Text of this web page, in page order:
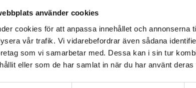
använder cookies
cookies för att anpassa innehållet och
vår trafik. Vi vidarebefordrar även sådana
som vi samarbetar med. Dessa kan i sin tur
eller som de har samlat in när du har använt deras
i tjänst – nu ska han lära sig
att rättas till”